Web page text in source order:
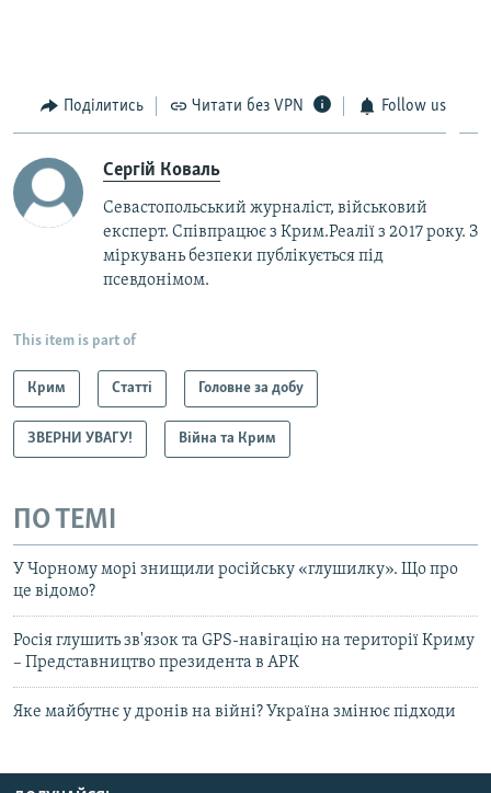
Поділитись Читати без VPN Follow us
Сергій Коваль
Севастопольський журналіст, військовий
експерт. Співпрацює з Крим.Реалії з 2017 року. З
міркувань безпеки публікується під
псевдонімом.
This item is part of
Крим Статті Головне за добу
ЗВЕРНИ УВАГУ! Війна та Крим
ПО ТЕМІ
У Чорному морі знищили російську «глушилку». Що про
це відомо?
Росія глушить зв'язок та GPS-навігацію на території Криму
– Представництво президента в АРК
Яке майбутнє у дронів на війні? Україна змінює підходи